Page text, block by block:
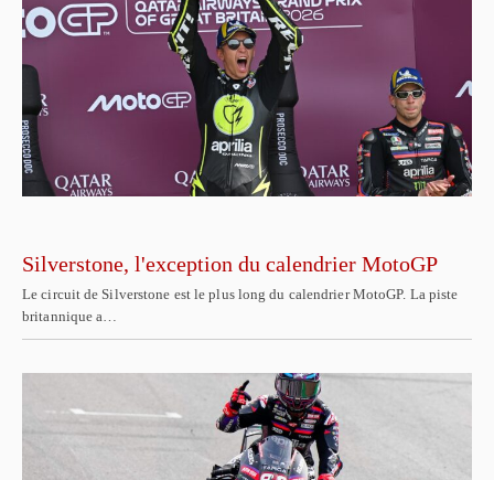
Silverstone, l'exception du calendrier MotoGP
Le circuit de Silverstone est le plus long du calendrier MotoGP. La piste
britannique a…